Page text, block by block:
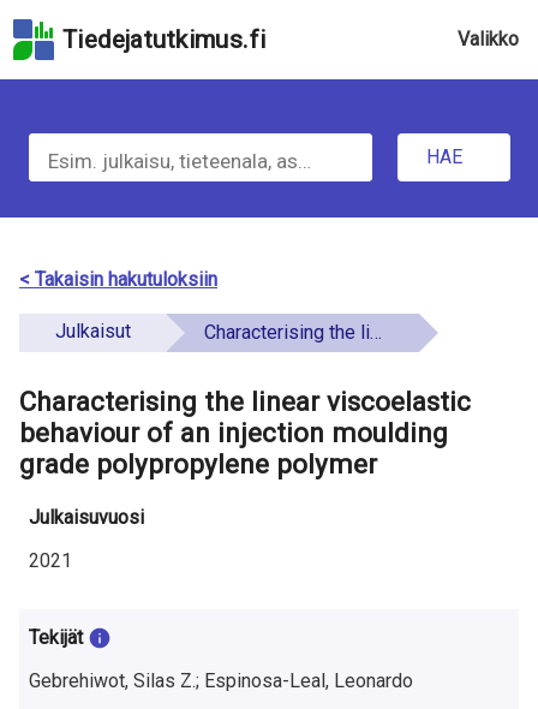
hakukenttään
pääsisältöön
Hyppää
saavutettavuusselosteeseen
Tiedejatutkimus.fi Valikko
e
H
a
e
t
t
o
a
t
t
k
HAE
< Takaisin hakutuloksiin
Julkaisut Characterising the linear viscoelastic behaviour of an injection moulding grade polypropylene polymer
Characterising the linear viscoelastic
behaviour of an injection moulding
grade polypropylene polymer
Julkaisuvuosi
2021
Tekijät
Gebrehiwot, Silas Z.; Espinosa-Leal, Leonardo